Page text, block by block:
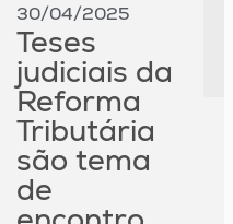
30/04/2025
Teses
judiciais da
Reforma
Tributária
são tema
de